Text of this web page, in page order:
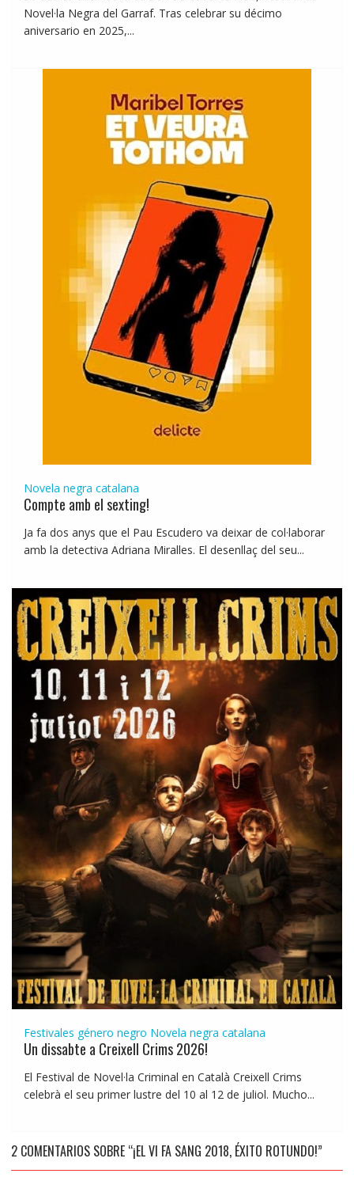
Novel·la Negra del Garraf. Tras celebrar su décimo
aniversario en 2025,...
Novela negra catalana
Compte amb el sexting!
Ja fa dos anys que el Pau Escudero va deixar de col·laborar
amb la detectiva Adriana Miralles. El desenllaç del seu...
Festivales género negro Novela negra catalana
Un dissabte a Creixell Crims 2026!
El Festival de Novel·la Criminal en Català Creixell Crims
celebrà el seu primer lustre del 10 al 12 de juliol. Mucho...
2 COMENTARIOS SOBRE “¡EL VI FA SANG 2018, ÉXITO ROTUNDO!”